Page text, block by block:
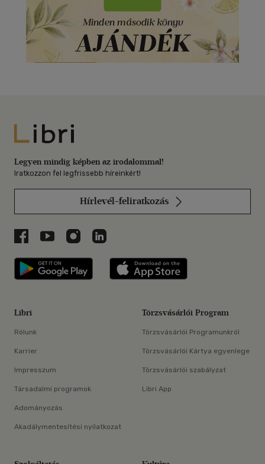
Libri
Legyen mindig képben az irodalommal!
Iratkozzon fel legfrissebb híreinkért!
Hírlevél-feliratkozás
Libri a Facebookon
Libri a Youtube-on
Libri az Instagramon
Libri a LinkedInen
Libri applikáció Szerezd meg: Google
Libri
Rólunk
Karrier
Impresszum
Társadalmi programok
Adományozás
Akadálymentesítési nyilatkozat
Törzsvásárlói Program
Törzsvásárlói Programunkról
Törzsvásárlói Kártya egyenlege
Törzsvásárlói szabályzat
Libri App